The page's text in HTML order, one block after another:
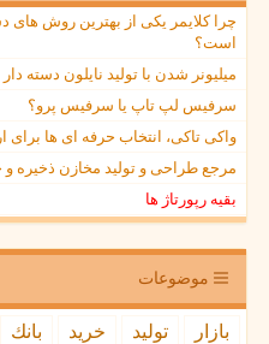
چرا کلایمر یکی از بهترین روش
است؟
میلیونر شدن با تولید نایلون دسته دار
سرفیس لپ تاپ یا سرفیس پرو؟
واکی تاکی، انتخاب حرفه ای ها
مرجع طراحی و تولید مخازن ذخیره
بقیه رپورتاژ ها
موضوعات
بازار تولید خرید بانك